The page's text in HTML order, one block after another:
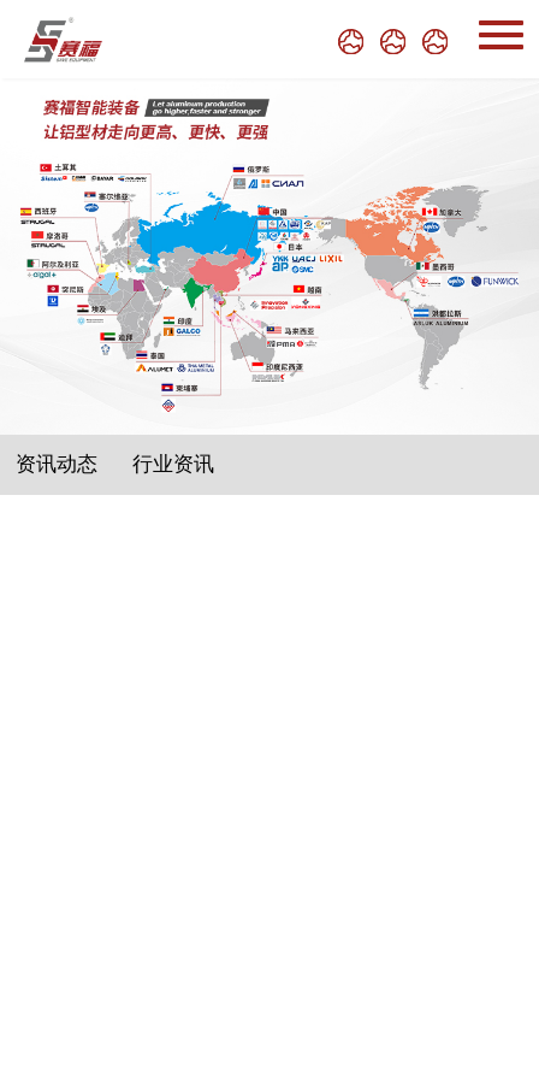
资讯动态 行业资讯